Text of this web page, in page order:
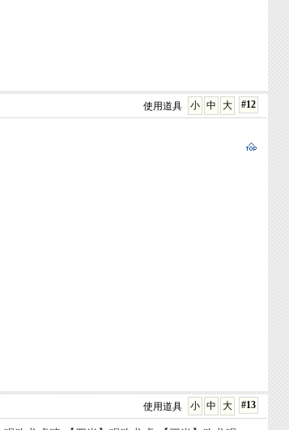
#12
大
中
小
使用道具
#13
大
中
小
使用道具